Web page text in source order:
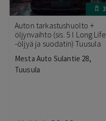
3
Auton tarkastushuolto +
öljynvaihto (sis. 5 l Long Life
-öljyä ja suodatin) Tuusula
Mesta Auto Sulantie 28,
Tuusula